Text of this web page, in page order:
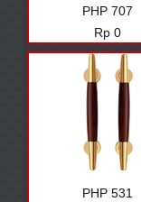
PHP 707
Harga
Rp 0
PHP 531